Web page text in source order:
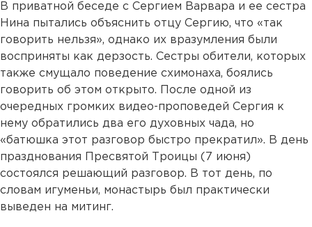
В приватной беседе с Сергием Варвара и ее сестра
Нина пытались объяснить отцу Сергию, что «так
говорить нельзя», однако их вразумления были
восприняты как дерзость. Сестры обители, которых
также смущало поведение схимонаха, боялись
говорить об этом открыто. После одной из
очередных громких видео-проповедей Сергия к
нему обратились два его духовных чада, но
«батюшка этот разговор быстро прекратил». В день
празднования Пресвятой Троицы (7 июня)
состоялся решающий разговор. В тот день, по
словам игуменьи, монастырь был практически
выведен на митинг.